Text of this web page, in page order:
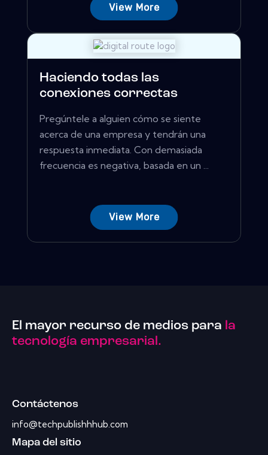
View More
Haciendo todas las
conexiones correctas
Pregúntele a alguien cómo se siente
acerca de una empresa y tendrán una
respuesta inmediata. Con demasiada
frecuencia es negativa, basada en un ...
View More
El mayor recurso de medios para la
tecnología empresarial.
Contáctenos
info@techpublishhhub.com
Mapa del sitio